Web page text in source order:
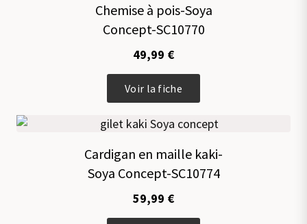
Les
options
choisies
la
page
du
produit
Chemise à pois-Soya
Concept-SC10770
49,99 €
Voir la fiche
plusieurs
Les
options
choisies
Cardigan en maille kaki-
Soya Concept-SC10774
59,99 €